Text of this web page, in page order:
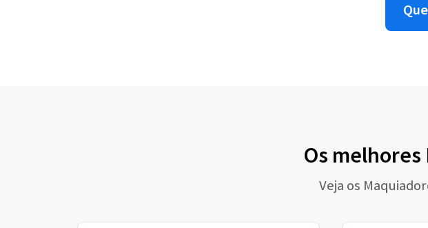
Os melhores
Veja os